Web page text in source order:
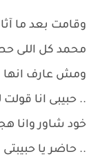
وقامت بعد ما
محمد كل اللى
ومش عارف انها
.. حبيبى انا
خود شاور وانا
.. حاضر يا حبيبتى